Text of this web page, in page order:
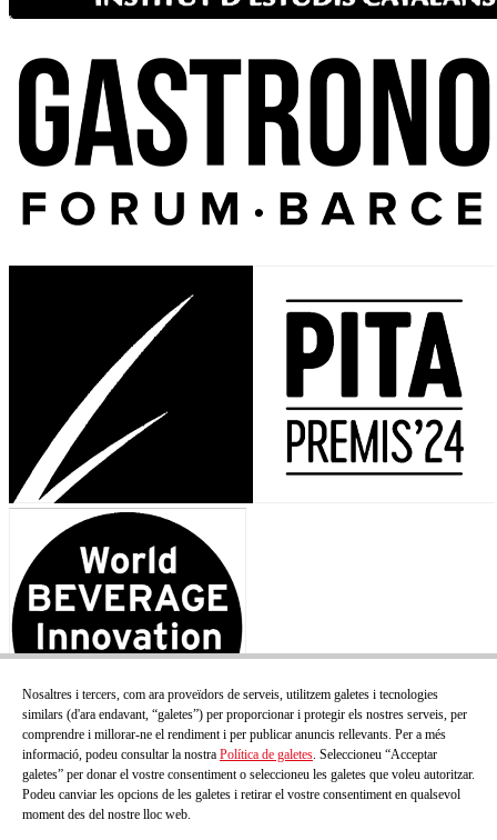
Nosaltres i tercers, com ara proveïdors de serveis, utilitzem galetes i tecnologies
similars (d'ara endavant, “galetes”) per proporcionar i protegir els nostres serveis, per
comprendre i millorar-ne el rendiment i per publicar anuncis rellevants. Per a més
informació, podeu consultar la nostra Política de galetes. Seleccioneu “Acceptar
galetes” per donar el vostre consentiment o seleccioneu les galetes que voleu autoritzar.
Podeu canviar les opcions de les galetes i retirar el vostre consentiment en qualsevol
moment des del nostre lloc web.